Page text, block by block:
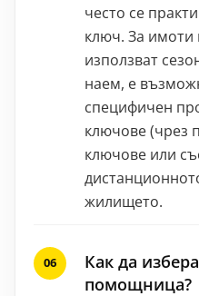
често се
ключ. За имоти
използват
наем, е
специфичен
ключове (чрез
ключове или
жилището.
Как да
помощница?